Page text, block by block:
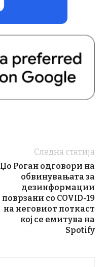
Следна статија
Џо Роган одговори на
обвинувањата за
дезинформации
поврзани со COVID-19
на неговиот поткаст
кој се емитува на
Spotify